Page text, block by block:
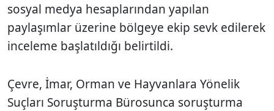
sosyal medya hesaplarından yapılan
paylaşımlar üzerine bölgeye ekip sevk edilerek
inceleme başlatıldığı belirtildi.
Çevre, İmar, Orman ve Hayvanlara Yönelik
Suçları Soruşturma Bürosunca soruşturma